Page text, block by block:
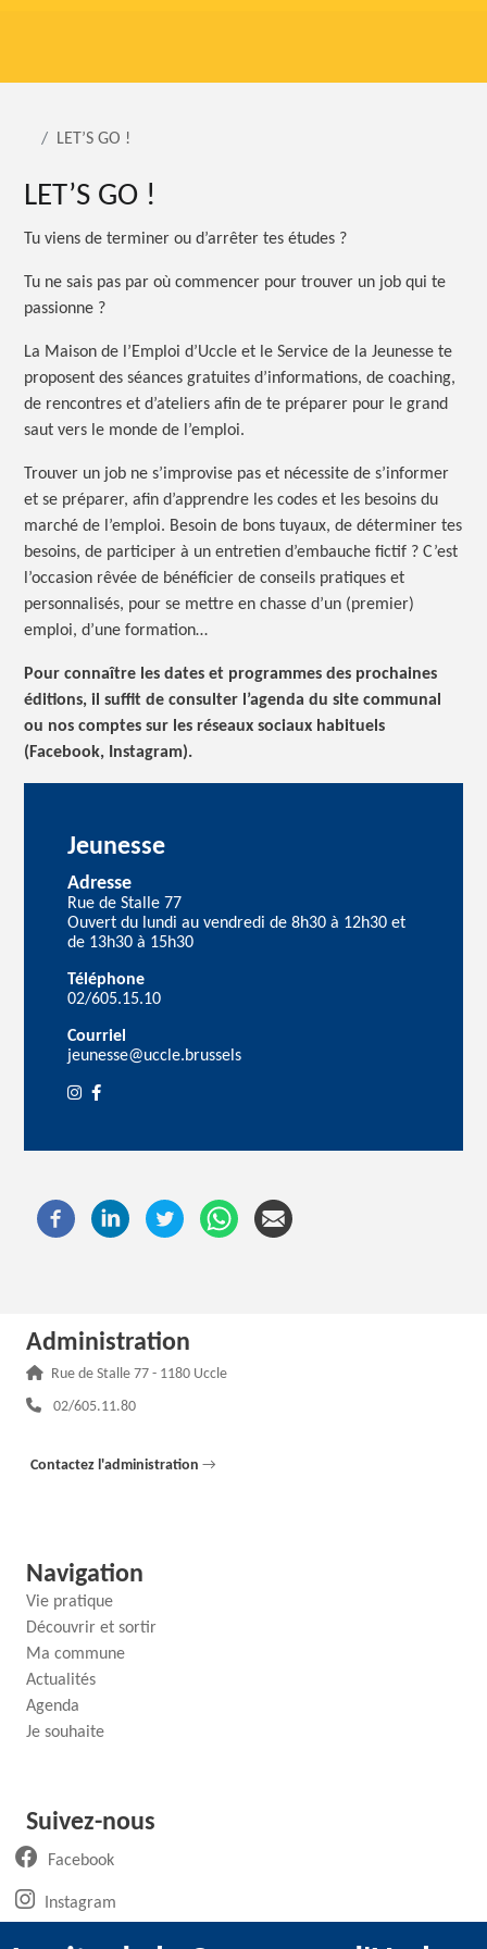
LET’S GO !
LET’S GO !
Tu viens de terminer ou d’arrêter tes études ?
Tu ne sais pas par où commencer pour trouver un job qui te
passionne ?
La Maison de l’Emploi d’Uccle et le Service de la Jeunesse te
proposent des séances gratuites d’informations, de coaching,
de rencontres et d’ateliers afin de te préparer pour le grand
saut vers le monde de l’emploi.
Trouver un job ne s’improvise pas et nécessite de s’informer
et se préparer, afin d’apprendre les codes et les besoins du
marché de l’emploi. Besoin de bons tuyaux, de déterminer tes
besoins, de participer à un entretien d’embauche fictif ? C’est
l’occasion rêvée de bénéficier de conseils pratiques et
personnalisés, pour se mettre en chasse d’un (premier)
emploi, d’une formation…
Pour connaître les dates et programmes des prochaines
éditions, il suffit de consulter l’agenda du site communal
ou nos comptes sur les réseaux sociaux habituels
(Facebook, Instagram).
Jeunesse
Adresse
Rue de Stalle 77
Ouvert du lundi au vendredi de 8h30 à 12h30 et
de 13h30 à 15h30
Téléphone
02/605.15.10
Courriel
jeunesse@uccle.brussels
Administration
Adresse :
Rue de Stalle 77 - 1180 Uccle
Téléphone :
02/605.11.80
Contactez l'administration →
Navigation
Vie pratique
Découvrir et sortir
Ma commune
Actualités
Agenda
Je souhaite
Suivez-nous
Facebook(ouvre un nouvel onglet)
Instagram(ouvre un nouvel onglet)
LinkedIn